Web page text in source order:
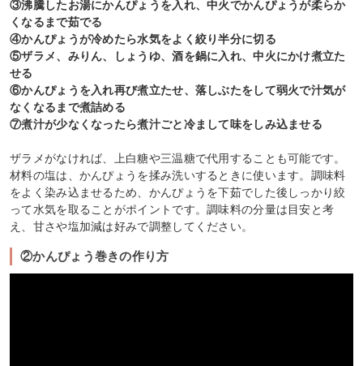
③沸騰したお湯にかんぴょうを入れ、中火でかんぴょうが柔らか
くなるまで茹でる
④かんぴょうが冷めたら水気をよく絞り半分に切る
⑤ザラメ、みりん、しょうゆ、酒を鍋に入れ、中火にかけ煮立た
せる
⑥かんぴょうを入れ再び煮立たせ、落しぶたをして弱火で汁気が
なくなるまで煮詰める
⑦煮汁が少なくなったら煮汁ごと冷まして味をしみ込ませる
ザラメがなければ、上白糖や三温糖で代用することも可能です。
材料の塩は、かんぴょうを揉み洗いするときに使います。調味料
をよく染み込ませるため、かんぴょうを下茹でした後しっかり絞
って水気を取ることがポイントです。調味料の分量は目安と考
え、甘さや塩加減は好みで調整してください。
②かんぴょう巻きの作り方